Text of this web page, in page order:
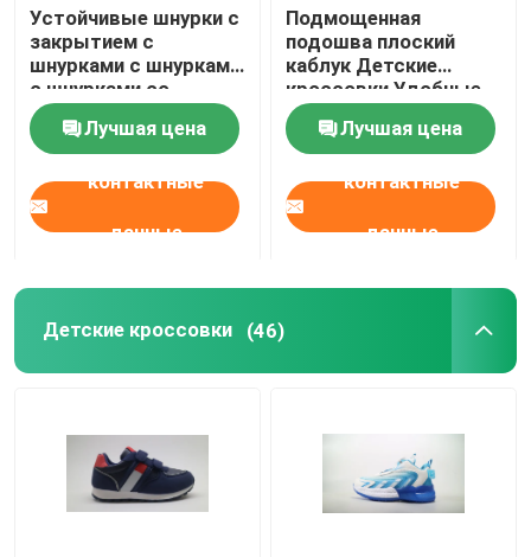
Женские ботинки из холста
Устойчивые шнурки с
закрытием с
шнурками с шнурками
с шнурками со
текстурой
Лучшая цена
контактные
данные
Подмощенная
подошва плоский
каблук Детские
кроссовки Удобные
кроссовки
Лучшая цена
контактные
данные
Детские кроссовки (46)